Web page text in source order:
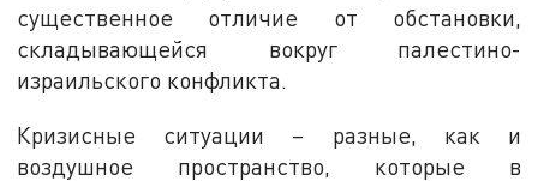
существенное отличие от обстановки,
складывающейся вокруг палестино-
израильского конфликта.
Кризисные ситуации – разные, как и
воздушное пространство, которые в